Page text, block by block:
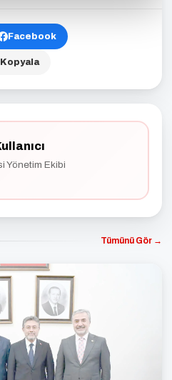
Facebook
Yönetim Ekibi
Tümünü Gör →